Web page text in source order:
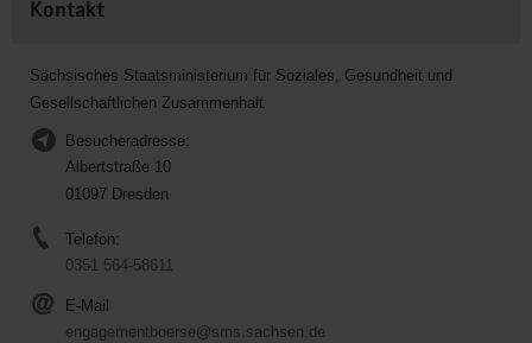
Kontakt
Sächsisches Staatsministerium für Soziales, Gesundheit und
Gesellschaftlichen Zusammenhalt
Besucheradresse:
Albertstraße 10
01097 Dresden
Telefon:
0351 564-58611
E-Mail
engagementboerse@sms.sachsen.de